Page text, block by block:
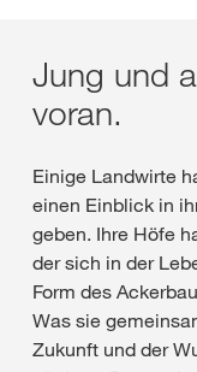
Jung und
voran.
Einige Landwirte
einen Einblick in
geben. Ihre Höfe
der sich in der
Form des
Was sie
Zukunft und der